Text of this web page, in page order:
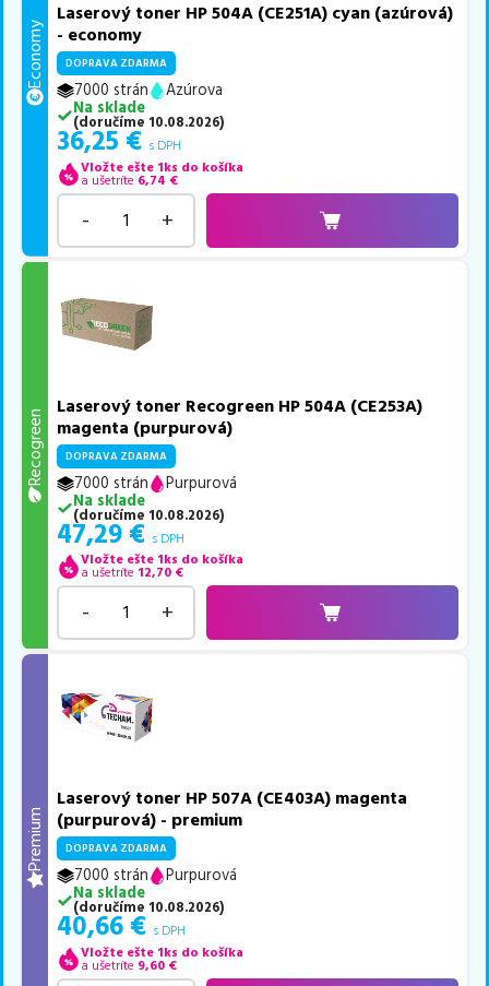
Economy
Laserový toner HP 504A (CE251A) cyan (azúrová)
- economy
DOPRAVA ZDARMA
7000 strán
Azúrova
Na sklade
(doručíme 10.08.2026)
36,25 € s DPH
Vložte ešte 1ks do košíka
a ušetríte 6,74 €
- +
Recogreen
Laserový toner Recogreen HP 504A (CE253A)
magenta (purpurová)
DOPRAVA ZDARMA
7000 strán
Purpurová
Na sklade
(doručíme 10.08.2026)
47,29 € s DPH
Vložte ešte 1ks do košíka
a ušetríte 12,70 €
- +
Premium
Laserový toner HP 507A (CE403A) magenta
(purpurová) - premium
DOPRAVA ZDARMA
7000 strán
Purpurová
Na sklade
(doručíme 10.08.2026)
40,66 € s DPH
Vložte ešte 1ks do košíka
a ušetríte 9,60 €